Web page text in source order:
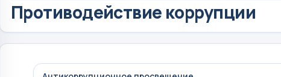
Противодействие коррупции